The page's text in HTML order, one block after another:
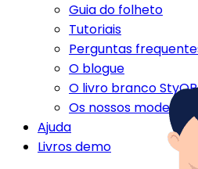
Guia do folheto
Tutoriais
Perguntas
O blogue
O livro branco StyQR
Os nossos modelos
Ajuda
Livros demo